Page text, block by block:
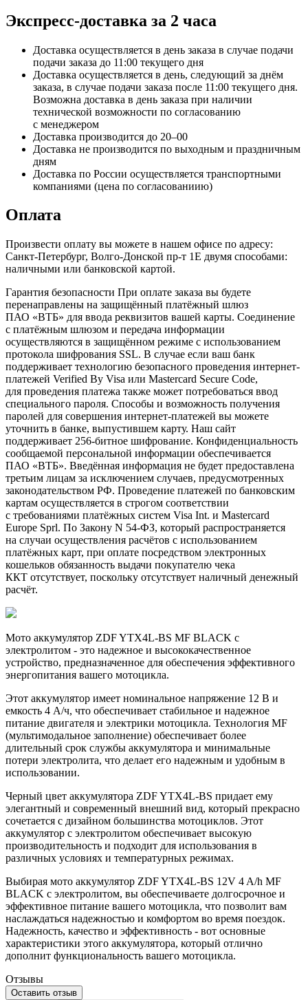
Экспресс-доставка за 2 часa
Доставка осуществляется в день заказа в случае подачи
подачи заказа до 11:00 текущего дня
Доставка осуществляется в день, следующий за днём
заказа, в случае подачи заказа после 11:00 текущего дня.
Возможна доставка в день заказа при наличии
технической возможности по согласованию
с менеджером
Доставка производится до 20–00
Доставка не производится по выходным и праздничным
дням
Доставка по России осуществляется транспортными
компаниями (цена по согласованиию)
Оплата
Произвести оплату вы можете в нашем офисе по адресу:
Санкт-Петербург, Волго-Донской пр-т 1Е двумя способами:
наличными или банковской картой.
Гарантия безопасности При оплате заказа вы будете
перенаправлены на защищённый платёжный шлюз
ПАО «ВТБ» для ввода реквизитов вашей карты. Соединение
с платёжным шлюзом и передача информации
осуществляются в защищённом режиме с использованием
протокола шифрования SSL. В случае если ваш банк
поддерживает технологию безопасного проведения интернет-
платежей Verified By Visa или Mastercard Secure Code,
для проведения платежа также может потребоваться ввод
специального пароля. Способы и возможность получения
паролей для совершения интернет-платежей вы можете
уточнить в банке, выпустившем карту. Наш сайт
поддерживает 256-битное шифрование. Конфиденциальность
сообщаемой персональной информации обеспечивается
ПАО «ВТБ». Введённая информация не будет предоставлена
третьим лицам за исключением случаев, предусмотренных
законодательством РФ. Проведение платежей по банковским
картам осуществляется в строгом соответствии
с требованиями платёжных систем Visa Int. и Mastercard
Europe Sprl. По Закону N 54-ФЗ, который распространяется
на случаи осуществления расчётов с использованием
платёжных карт, при оплате посредством электронных
кошельков обязанность выдачи покупателю чека
ККТ отсутствует, поскольку отсутствует наличный денежный
расчёт.
Мото аккумулятор ZDF YTX4L-BS MF BLACK с
электролитом - это надежное и высококачественное
устройство, предназначенное для обеспечения эффективного
энергопитания вашего мотоцикла.
Этот аккумулятор имеет номинальное напряжение 12 В и
емкость 4 A/ч, что обеспечивает стабильное и надежное
питание двигателя и электрики мотоцикла. Технология MF
(мультимодальное заполнение) обеспечивает более
длительный срок службы аккумулятора и минимальные
потери электролита, что делает его надежным и удобным в
использовании.
Черный цвет аккумулятора ZDF YTX4L-BS придает ему
элегантный и современный внешний вид, который прекрасно
сочетается с дизайном большинства мотоциклов. Этот
аккумулятор с электролитом обеспечивает высокую
производительность и подходит для использования в
различных условиях и температурных режимах.
Выбирая мото аккумулятор ZDF YTX4L-BS 12V 4 A/h MF
BLACK с электролитом, вы обеспечиваете долгосрочное и
эффективное питание вашего мотоцикла, что позволит вам
наслаждаться надежностью и комфортом во время поездок.
Надежность, качество и эффективность - вот основные
характеристики этого аккумулятора, который отлично
дополнит функциональность вашего мотоцикла.
Отзывы
Оставить отзыв